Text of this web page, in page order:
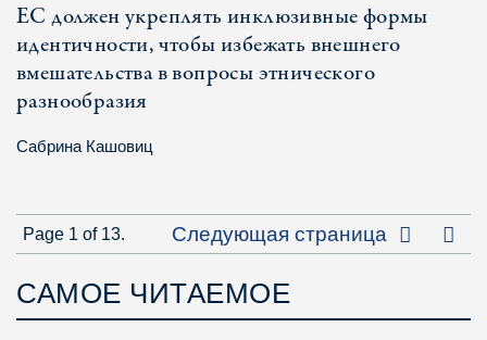
ЕС должен укреплять инклюзивные формы
идентичности, чтобы избежать внешнего
вмешательства в вопросы этнического
разнообразия
Сабрина Кашовиц
Page 1 of 13. Следующая страница
САМОЕ ЧИТАЕМОЕ